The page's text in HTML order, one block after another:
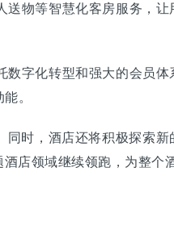
物等智慧化客房服务，
化转型和强大的会员体
。
时，酒店还将积极探索新
店领域继续领跑，为整个